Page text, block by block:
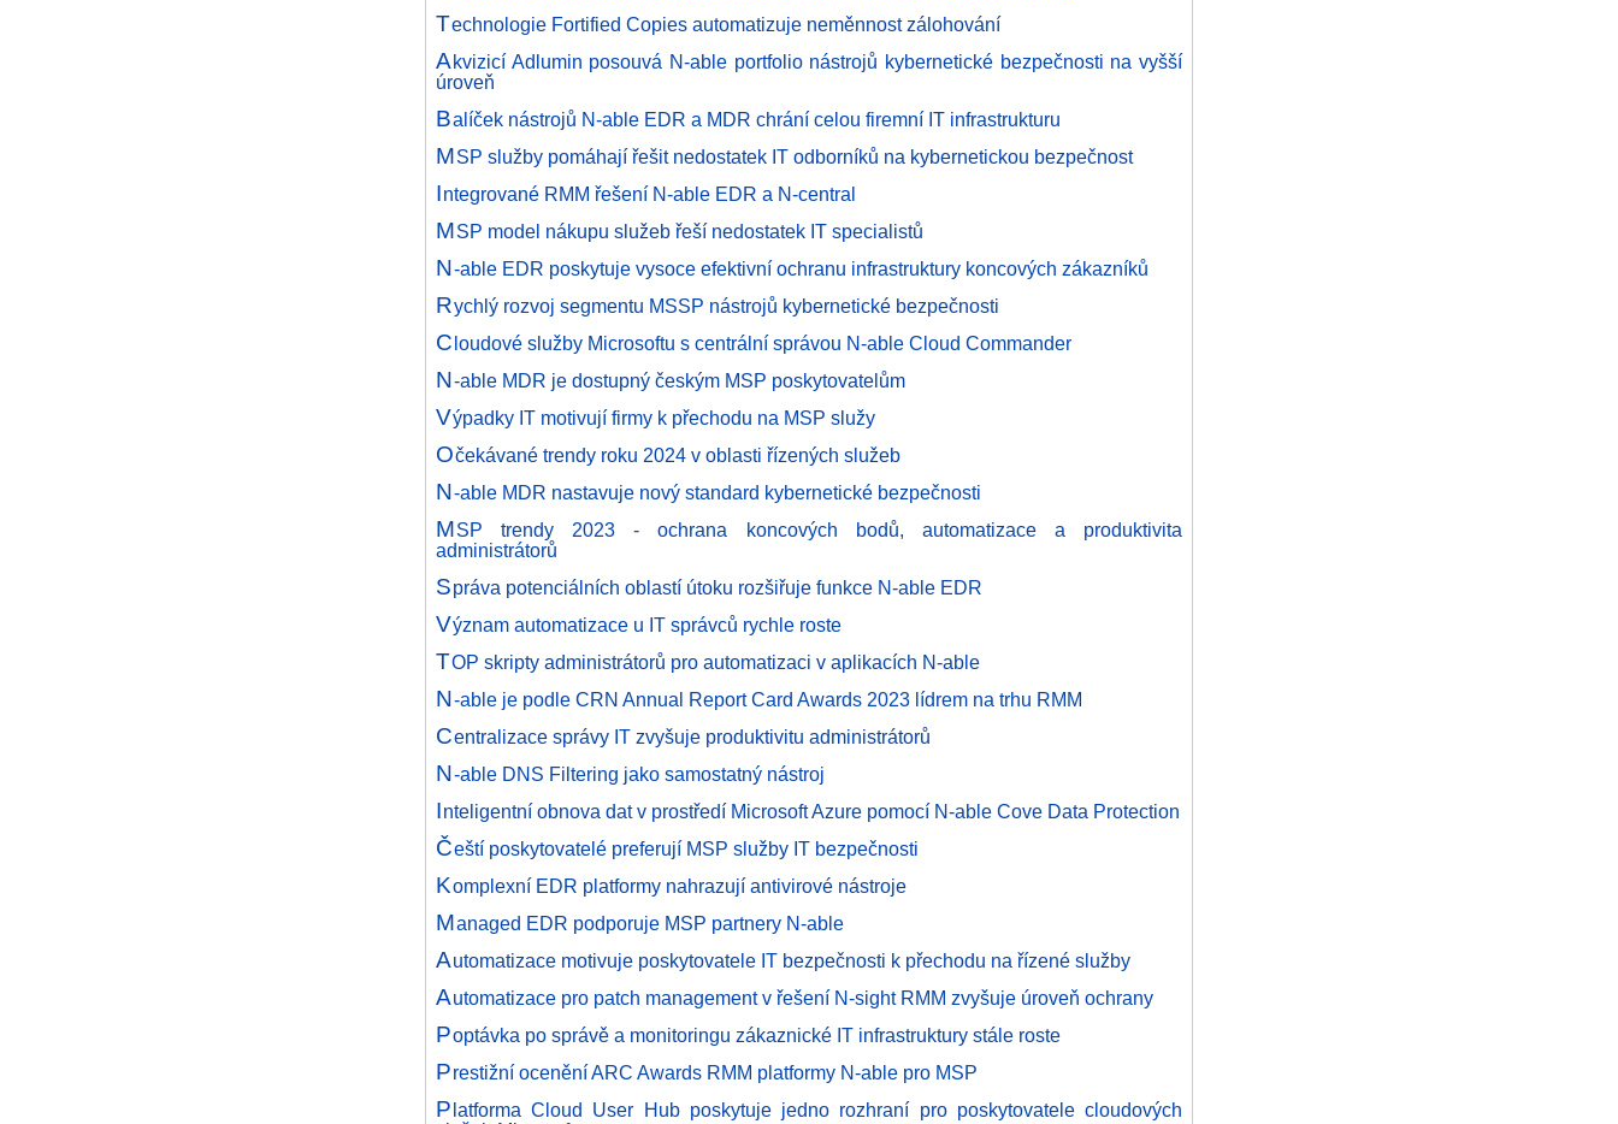
Technologie Fortified Copies automatizuje neměnnost zálohování
Akvizicí Adlumin posouvá N-able portfolio nástrojů kybernetické bezpečnosti na vyšší
úroveň
Balíček nástrojů N-able EDR a MDR chrání celou firemní IT infrastrukturu
MSP služby pomáhají řešit nedostatek IT odborníků na kybernetickou bezpečnost
Integrované RMM řešení N-able EDR a N-central
MSP model nákupu služeb řeší nedostatek IT specialistů
N-able EDR poskytuje vysoce efektivní ochranu infrastruktury koncových zákazníků
Rychlý rozvoj segmentu MSSP nástrojů kybernetické bezpečnosti
Cloudové služby Microsoftu s centrální správou N-able Cloud Commander
N-able MDR je dostupný českým MSP poskytovatelům
Výpadky IT motivují firmy k přechodu na MSP služy
Očekávané trendy roku 2024 v oblasti řízených služeb
N-able MDR nastavuje nový standard kybernetické bezpečnosti
MSP trendy 2023 - ochrana koncových bodů, automatizace a produktivita
administrátorů
Správa potenciálních oblastí útoku rozšiřuje funkce N-able EDR
Význam automatizace u IT správců rychle roste
TOP skripty administrátorů pro automatizaci v aplikacích N-able
N-able je podle CRN Annual Report Card Awards 2023 lídrem na trhu RMM
Centralizace správy IT zvyšuje produktivitu administrátorů
N-able DNS Filtering jako samostatný nástroj
Inteligentní obnova dat v prostředí Microsoft Azure pomocí N-able Cove Data Protection
Čeští poskytovatelé preferují MSP služby IT bezpečnosti
Komplexní EDR platformy nahrazují antivirové nástroje
Managed EDR podporuje MSP partnery N-able
Automatizace motivuje poskytovatele IT bezpečnosti k přechodu na řízené služby
Automatizace pro patch management v řešení N-sight RMM zvyšuje úroveň ochrany
Poptávka po správě a monitoringu zákaznické IT infrastruktury stále roste
Prestižní ocenění ARC Awards RMM platformy N-able pro MSP
Platforma Cloud User Hub poskytuje jedno rozhraní pro poskytovatele cloudových